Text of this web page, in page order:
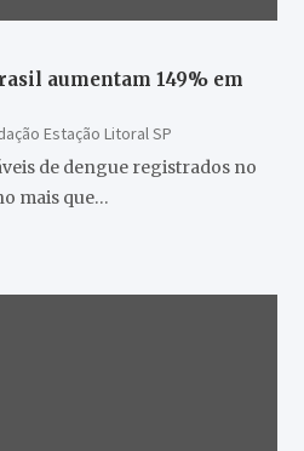
aumentam 149% em
Estação Litoral SP
de dengue registrados no
mais que…